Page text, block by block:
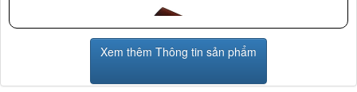
Xem thêm Thông tin sản phẩm